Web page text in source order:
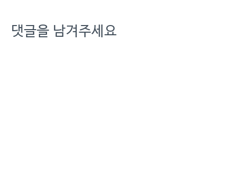
이다.하지만 이러한 반성이
무색하게 오늘 과기부에 부
댓글을 남겨주세요